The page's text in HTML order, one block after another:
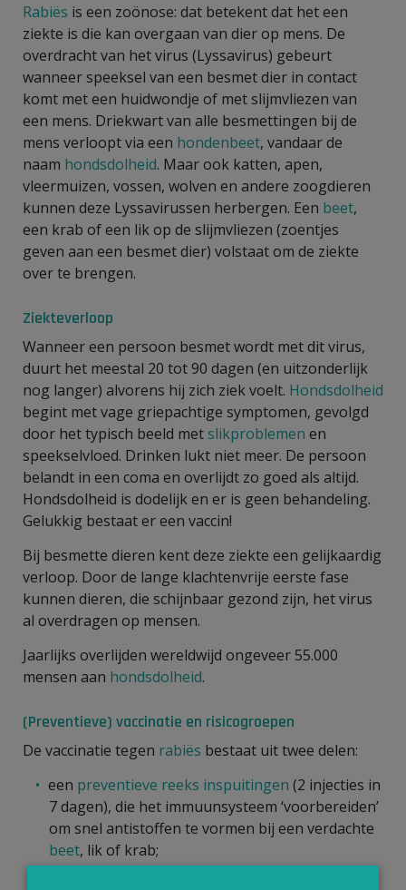
Rabiës is een zoönose: dat betekent dat het een
ziekte is die kan overgaan van dier op mens. De
overdracht van het virus (Lyssavirus) gebeurt
wanneer speeksel van een besmet dier in contact
komt met een huidwondje of met slijmvliezen van
een mens. Driekwart van alle besmettingen bij de
mens verloopt via een hondenbeet, vandaar de
naam hondsdolheid. Maar ook katten, apen,
vleermuizen, vossen, wolven en andere zoogdieren
kunnen deze Lyssavirussen herbergen. Een beet,
een krab of een lik op de slijmvliezen (zoentjes
geven aan een besmet dier) volstaat om de ziekte
over te brengen.
Ziekteverloop
Wanneer een persoon besmet wordt met dit virus,
duurt het meestal 20 tot 90 dagen (en uitzonderlijk
nog langer) alvorens hij zich ziek voelt. Hondsdolheid
begint met vage griepachtige symptomen, gevolgd
door het typisch beeld metslikproblemen en
speekselvloed. Drinken lukt niet meer. De persoon
belandt in een coma en overlijdt zo goed als altijd.
Hondsdolheid is dodelijk en er is geen behandeling.
Gelukkig bestaat er een vaccin!
Bij besmette dieren kent deze ziekte een gelijkaardig
verloop. Door de lange klachtenvrije eerste fase
kunnen dieren, die schijnbaar gezond zijn, het virus
al overdragen op mensen.
Jaarlijks overlijden wereldwijd ongeveer 55.000
mensen aan hondsdolheid.
(Preventieve) vaccinatie en risicogroepen
De vaccinatie tegen rabiës bestaat uit twee delen:
een preventieve reeks inspuitingen (2 injecties in
7 dagen), die het immuunsysteem ‘voorbereiden’
om snel antistoffen te vormen bij een verdachte
beet, lik of krab;
een reeks van 4 of 5 spuiten die zo snel mogelijk